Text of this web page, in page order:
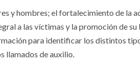
y hombres; el fortalecimiento de la
a las víctimas y la promoción de su
para identificar los distintos
llamados de auxilio.